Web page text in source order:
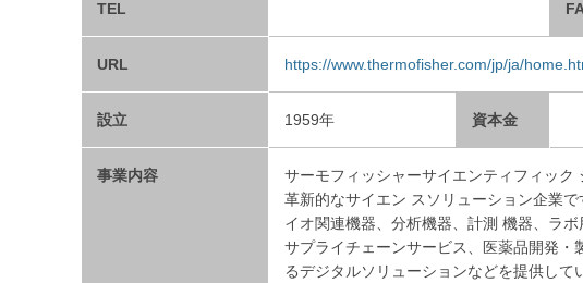
TEL
URL https://www.thermofisher.com/jp/ja/
設立 1959年 資本金
事業内容
サーモフィッシャーサイエンティフィッ
革新的なサイエン スソリューション企業
イオ関連機器、分析機器、計測 機器、ラ
サプライチェーンサービス、医薬品開発
るデジタルソリューションなどを提供して